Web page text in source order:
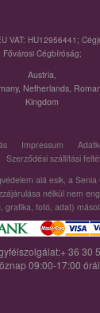
VAT: HU12956441;
Fővárosi Cégbíróság;
Austria,
, Netherlands,
Kingdom
Impressum
Szerződési szállítási
alá esik, a
nélkül nem
grafika, fotó, adat)
36 30
09:00-17:00